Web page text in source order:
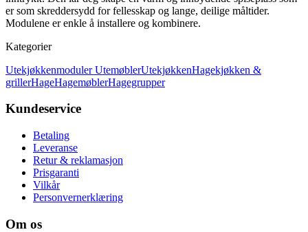
er som skreddersydd for fellesskap og lange, deilige måltider.
Modulene er enkle å installere og kombinere.
Kategorier
UtekjøkkenmodulerUtemøblerUtekjøkkenHagekjøkken &
grillerHageHagemøblerHagegrupper
Kundeservice
Betaling
Leveranse
Retur & reklamasjon
Prisgaranti
Vilkår
Personvernerklæring
Om os